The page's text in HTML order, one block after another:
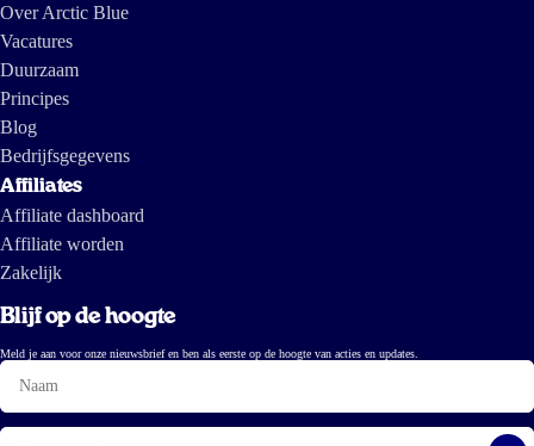
Over Arctic Blue
Vacatures
Duurzaam
Principes
Blog
Bedrijfsgegevens
Affiliates
Affiliate dashboard
Affiliate worden
Zakelijk
Blijf op de hoogte
Meld je aan voor onze nieuwsbrief en ben als eerste op de hoogte van acties en updates.
Naam
E-